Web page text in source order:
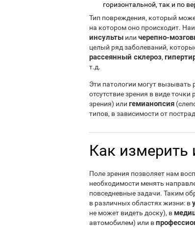
горизонтальной, так и по
Тип повреждения, который
на котором оно происходит.
инсульты или черепно-
целый ряд заболеваний,
рассеянный склероз,
т.д.
Эти патологии могут вызывать
отсутствие зрения в виде
зрения) или гемианопсия
типов, в зависимости от
Как измерить
Поле зрения позволяет нам
необходимости менять
повседневные задачи. Таким
в различных областях жизни: в
не может видеть доску), в
автомобилем) или в